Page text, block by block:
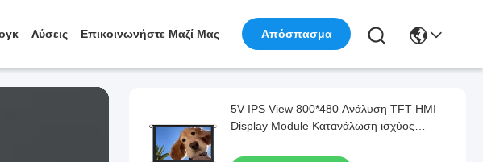
Λύσεις Επικοινωνήστε Μαζί Μας Απόσπασμα
5V IPS View 800*480 Ανάλυση TFT HMI
Display Module Κατανάλωση ισχύος